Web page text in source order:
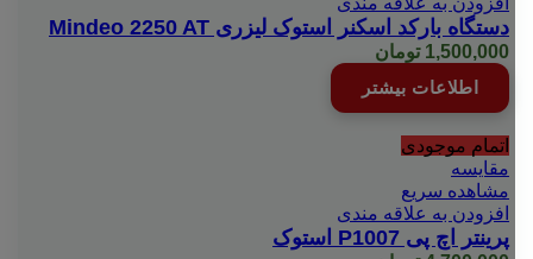
دستگاه بارکد اسکنر استوک لیزری Mindeo 2250 AT
1,500,000 تومان
اطلاعات بیشتر
اتمام موجودی
مقایسه
مشاهده سریع
افزودن به علاقه مندی
پرینتر اچ پی P1007 استوک